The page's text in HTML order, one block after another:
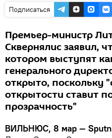
Подписаться
Премьер-министр
Сквернялис заявил,
котором выступят
генерального
открыто, поскольку
открытости ставит
прозрачность"
ВИЛЬНЮС, 8 мар —